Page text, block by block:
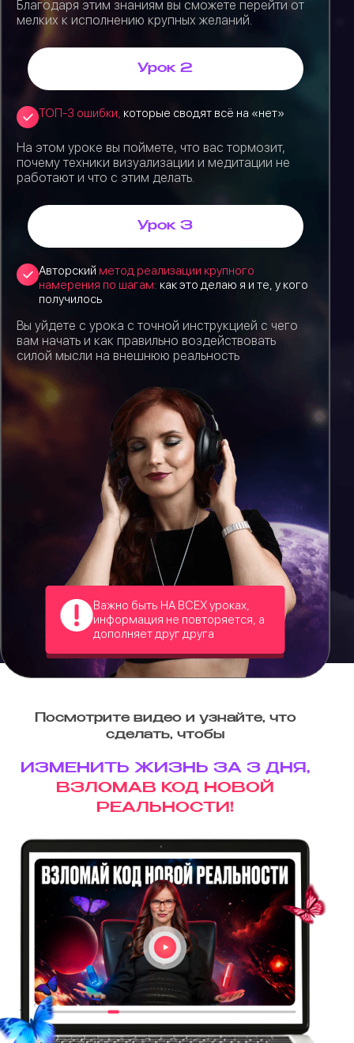
Благодаря этим знаниям вы сможете перейти от
мелких к исполнению крупных желаний.
Урок 2
ТОП-3 ошибки, которые сводят всё на «нет»
На этом уроке вы поймете, что вас тормозит,
почему техники визуализации и медитации не
работают и что с этим делать.
Урок 3
Авторский метод реализации крупного
намерения по шагам: как это делаю я и те, у кого
получилось
Вы уйдете с урока с точной инструкцией с чего
вам начать и как правильно воздействовать
силой мысли на внешнюю реальность
Важно быть НА ВСЕХ уроках,
информация не повторяется, а
дополняет друг друга
Посмотрите видео и узнайте, что
сделать, чтобы
ИЗМЕНИТЬ ЖИЗНЬ ЗА 3 ДНЯ,
ВЗЛОМАВ КОД НОВОЙ
РЕАЛЬНОСТИ!